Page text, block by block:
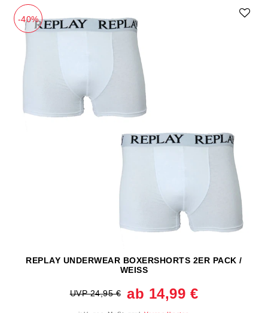
-40%
REPLAY UNDERWEAR BOXERSHORTS 2ER PACK /
WEISS
UVP 24,95 € ab 14,99 €